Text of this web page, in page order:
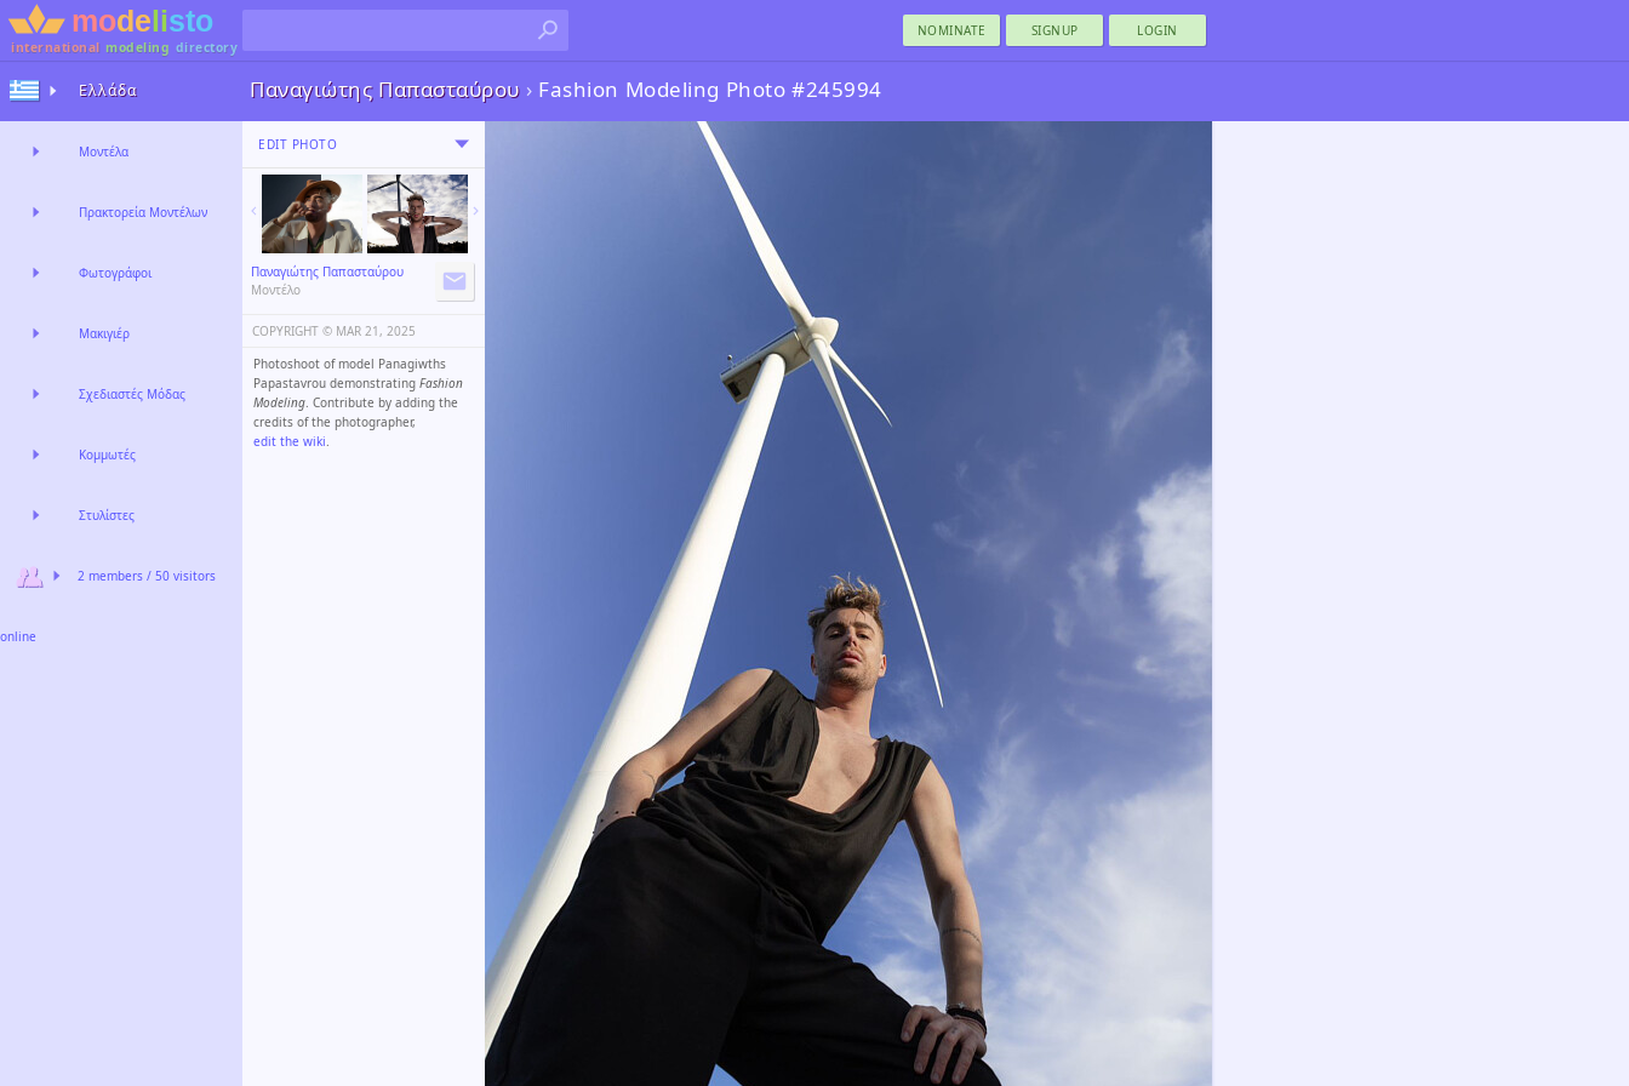
international modeling directory
NOMINATE SIGNUP LOGIN
Παναγιώτης Παπασταύρου› Fashion Modeling Photo #245994
EDIT PHOTO
Παναγιώτης Παπασταύρου
Μοντέλο
COPYRIGHT ©️ MAR 21, 2025
Photoshoot of model Panagiwths
Papastavrou demonstrating Fashion
Modeling. Contribute by adding the
credits of the photographer,
edit the wiki.
Ελλάδα
Μοντέλα
Πρακτορεία Μοντέλων
Φωτογράφοι
Μακιγιέρ
Σχεδιαστές Μόδας
Κομμωτές
Στυλίστες
2 members / 50 visitors
online